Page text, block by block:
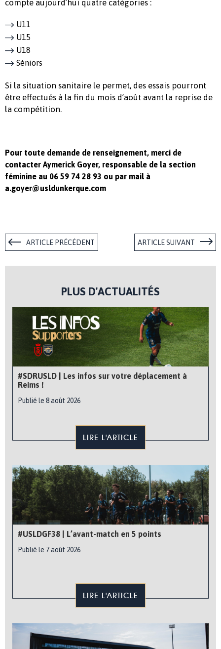
compte aujourd’hui quatre catégories :
U11
U15
U18
Séniors
Si la situation sanitaire le permet, des essais pourront
être effectués à la fin du mois d’août avant la reprise de
la compétition.
Pour toute demande de renseignement, merci de
contacter Aymerick Goyer, responsable de la section
féminine au 06 59 74 28 93 ou par mail à
a.goyer@usldunkerque.com
ARTICLE PRÉCÉDENT ARTICLE SUIVANT
PLUS D'ACTUALITÉS
#SDRUSLD | Les infos sur votre déplacement à
Reims !
Publié le 8 août 2026
LIRE L'ARTICLE
#USLDGF38 | L’avant-match en 5 points
Publié le 7 août 2026
LIRE L'ARTICLE